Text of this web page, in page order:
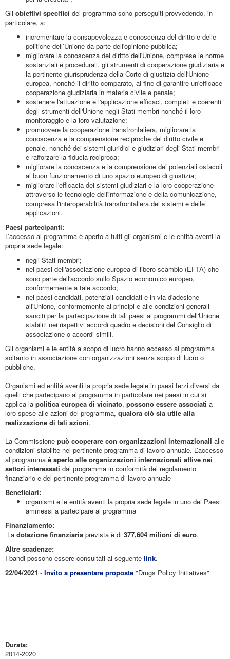
Gli obiettivi specifici del programma sono perseguiti provvedendo, in
particolare, a:
incrementare la consapevolezza e conoscenza del diritto e delle
politiche dell’Unione da parte dell'opinione pubblica;
migliorare la conoscenza del diritto dell'Unione, comprese le norme
sostanziali e procedurali, gli strumenti di cooperazione giudiziaria e
la pertinente giurisprudenza della Corte di giustizia dell'Unione
europea, nonché il diritto comparato, al fine di garantire un'efficace
cooperazione giudiziaria in materia civile e penale;
sostenere l'attuazione e l'applicazione efficaci, completi e coerenti
degli strumenti dell'Unione negli Stati membri nonché il loro
monitoraggio e la loro valutazione;
promuovere la cooperazione transfrontaliera, migliorare la
conoscenza e la comprensione reciproche del diritto civile e
penale, nonché dei sistemi giuridici e giudiziari degli Stati membri
e rafforzare la fiducia reciproca;
migliorare la conoscenza e la comprensione dei potenziali ostacoli
al buon funzionamento di uno spazio europeo di giustizia;
migliorare l'efficacia dei sistemi giudiziari e la loro cooperazione
attraverso le tecnologie dell'informazione e della comunicazione,
compresa l'interoperabilità transfrontaliera dei sistemi e delle
applicazioni.
Paesi partecipanti:
L’accesso al programma è aperto a tutti gli organismi e le entità aventi la
propria sede legale:
negli Stati membri;
nei paesi dell'associazione europea di libero scambio (EFTA) che
sono parte dell'accordo sullo Spazio economico europeo,
conformemente a tale accordo;
nei paesi candidati, potenziali candidati e in via d'adesione
all'Unione, conformemente ai principi e alle condizioni generali
sanciti per la partecipazione di tali paesi ai programmi dell'Unione
stabiliti nei rispettivi accordi quadro e decisioni del Consiglio di
associazione o accordi simili.
Gli organismi e le entità a scopo di lucro hanno accesso al programma
soltanto in associazione con organizzazioni senza scopo di lucro o
pubbliche.
Organismi ed entità aventi la propria sede legale in paesi terzi diversi da
quelli che partecipano al programma in particolare nei paesi in cui si
applica la politica europea di vicinato, possono essere associati a
loro spese alle azioni del programma, qualora ciò sia utile alla
realizzazione di tali azioni.
La Commissione può cooperare con organizzazioni internazionali alle
condizioni stabilite nel pertinente programma di lavoro annuale. L’accesso
al programma è aperto alle organizzazioni internazionali attive nei
settori interessati dal programma in conformità del regolamento
finanziario e del pertinente programma di lavoro annuale
Beneficiari:
organismi e le entità aventi la propria sede legale in uno dei Paesi
ammessi a partecipare al programma
Finanziamento:
La dotazione finanziaria prevista è di 377,604 milioni di euro.
Altre scadenze:
I bandi possono essere consultati al seguente link.
22/04/2021 - Invito a presentare proposte "Drugs Policy Initiatives"
Durata:
2014-2020